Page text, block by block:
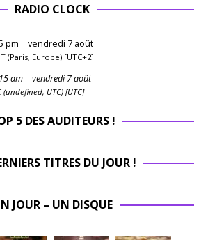
RADIO CLOCK
pm vendredi 7 août
(Paris, Europe) [UTC+2]
15am vendredi 7 août
(undefined, UTC) [UTC]
5 DES AUDITEURS !
TITRES DU JOUR !
JOUR – UN DISQUE